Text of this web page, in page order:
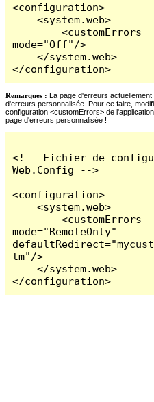
<configuration>
    <system.web>
        <customErrors
mode="Off"/>
    </system.web>
</configuration>
Remarques : La page d'erreurs
d'erreurs personnalisée. Pour ce faire,
configuration <customErrors> de
page d'erreurs personnalisée !
<!-- Fichier de
Web.Config -->
<configuration>
    <system.web>
        <customErrors
mode="RemoteOnly"
tm"/>
    </system.web>
</configuration>